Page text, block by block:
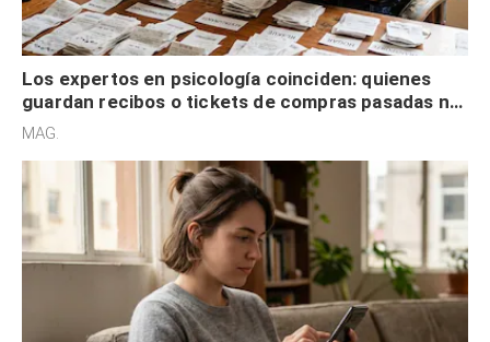
Los expertos en psicología coinciden: quienes
guardan recibos o tickets de compras pasadas no
son acumuladores, sino que tienen necesidad de
MAG.